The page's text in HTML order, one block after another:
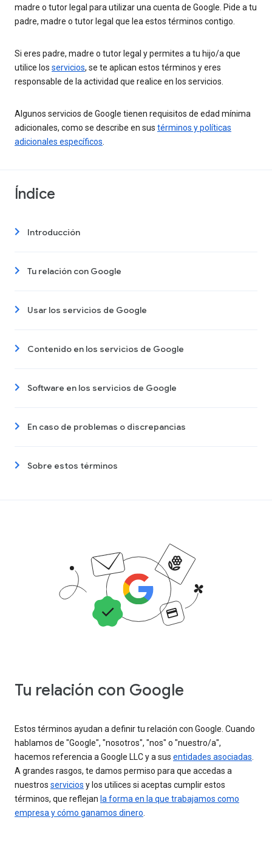
madre o tutor legal para utilizar una cuenta de Google. Pide a tu
padre, madre o tutor legal que lea estos términos contigo.
Si eres padre, madre o tutor legal y permites a tu hijo/a que
utilice los servicios, se te aplican estos términos y eres
responsable de la actividad que realice en los servicios.
Algunos servicios de Google tienen requisitos de edad mínima
adicionales, como se describe en sus términos y políticas
adicionales específicos
Índice
Introducción
Tu relación con Google
Usar los servicios de Google
Contenido en los servicios de Google
Software en los servicios de Google
En caso de problemas o discrepancias
Sobre estos términos
Tu relación con Google
Estos términos ayudan a definir tu relación con Google. Cuando
hablamos de "Google", "nosotros", "nos" o "nuestro/a",
hacemos referencia a Google LLC y a sus entidades asociadas
A grandes rasgos, te damos permiso para que accedas a
nuestros servicios y los utilices si aceptas cumplir estos
términos, que reflejan la forma en la que trabajamos como
empresa y cómo ganamos dinero